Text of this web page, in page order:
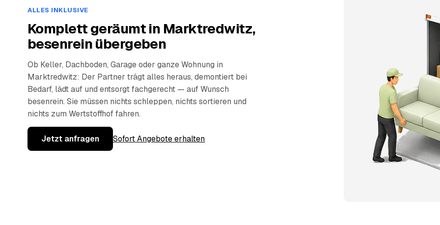
ALLES INKLUSIVE
Komplett geräumt in Marktredwitz,
besenrein übergeben
Ob Keller, Dachboden, Garage oder ganze Wohnung in
Marktredwitz: Der Partner trägt alles heraus, demontiert bei
Bedarf, lädt auf und entsorgt fachgerecht — auf Wunsch
besenrein. Sie müssen nichts schleppen, nichts sortieren und
nichts zum Wertstoffhof fahren.
Jetzt anfragen Sofort Angebote erhalten